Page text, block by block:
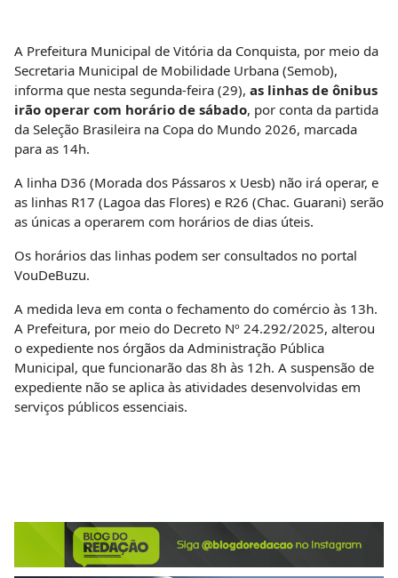
A Prefeitura Municipal de Vitória da Conquista, por meio da
Secretaria Municipal de Mobilidade Urbana (Semob),
informa que nesta segunda-feira (29), as linhas de ônibus
irão operar com horário de sábado, por conta da partida
da Seleção Brasileira na Copa do Mundo 2026, marcada
para as 14h.
A linha D36 (Morada dos Pássaros x Uesb) não irá operar, e
as linhas R17 (Lagoa das Flores) e R26 (Chac. Guarani) serão
as únicas a operarem com horários de dias úteis.
Os horários das linhas podem ser consultados no portal
VouDeBuzu.
A medida leva em conta o fechamento do comércio às 13h.
A Prefeitura, por meio do Decreto Nº 24.292/2025, alterou
o expediente nos órgãos da Administração Pública
Municipal, que funcionarão das 8h às 12h. A suspensão de
expediente não se aplica às atividades desenvolvidas em
serviços públicos essenciais.